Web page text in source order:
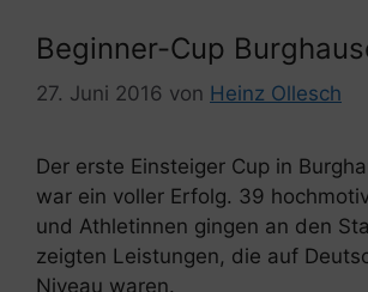
Beginner-Cup
27. Juni 2016 von Heinz Ollesch
Der erste Einsteiger Cup in
war ein voller Erfolg. 39
und Athletinnen gingen an den
zeigten Leistungen, die auf
Niveau waren.